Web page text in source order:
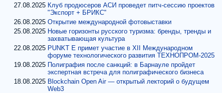
27.08.2025 Клуб продюсеров АСИ проведет питч-сессию проектов
"Экспорт + БРИКС"
26.08.2025 Открытие международной фотовыставки
25.08.2025 Новые горизонты русского туризма: бренды, тренды и
захватывающая культура
22.08.2025 PUNKT E примет участие в XII Международном
форуме технологического развития ТЕХНОПРОМ-2025
19.08.2025 Полиграфия после санкций: в Барнауле пройдет
экспертная встреча для полиграфического бизнеса
18.08.2025 Blockchain Open Air — открытый лекторий о будущем
Web3